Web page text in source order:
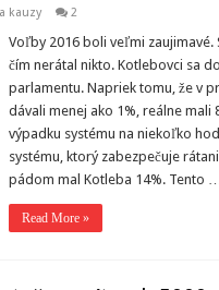
kauzy 2
Voľby 2016 boli veľmi zaujimavé.
čím nerátal nikto. Kotlebovci sa
parlamentu. Napriek tomu, že v
dávali menej ako 1%, reálne mali
výpadku systému na niekoľko
systému, ktorý zabezpečuje
pádom mal Kotleba 14%. Tento
Read More »